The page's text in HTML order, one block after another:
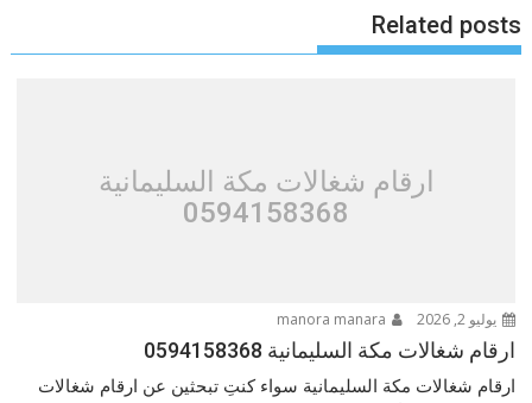
Related posts
ارقام شغالات مكة السليمانية
0594158368
يوليو 2, 2026
ارقام شغالات مكة السليمانية 0594158368
ارقام شغالات مكة السليمانية سواء كنتِ تبحثين عن ارقام شغالات